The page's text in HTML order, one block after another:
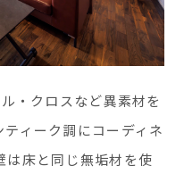
・クロスなど異素材を
ィーク調にコーディネ
は床と同じ無垢材を使